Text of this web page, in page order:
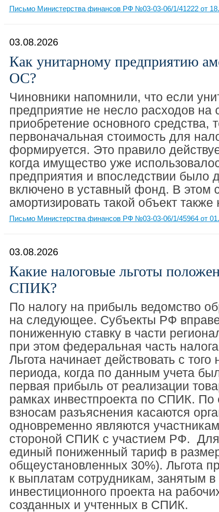
Письмо Министерства финансов РФ №03-03-06/1/41222 от
03.08.2026
Как унитарному предприятию
ОС?
Чиновники напомнили, что если
предприятие не несло расходов на
приобретение основного средства,
первоначальная стоимость для
формируется. Это правило
когда имущество уже
предприятия и впоследствии было
включено в уставный фонд. В этом
амортизировать такой объект также
Письмо Министерства финансов РФ №03-03-06/1/45964 от
03.08.2026
Какие налоговые льготы
СПИК?
По налогу на прибыль ведомство
на следующее. Субъекты РФ вправе
пониженную ставку в части
при этом федеральная часть
Льгота начинает действовать с того
периода, когда по данным учета
первая прибыль от реализации
рамках инвестпроекта по СПИК. По
взносам разъяснения касаются
одновременно являются
стороной СПИК с участием РФ. Для
единый пониженный тариф в
общеустановленных 30%). Льгота
к выплатам сотрудникам, занятым
инвестиционного проекта на
созданных и учтенных в СПИК.